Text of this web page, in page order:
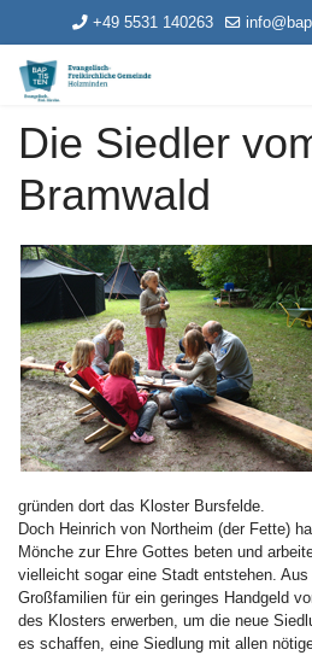
+49 5531 140263
Die Siedler
Bramwald
gründen dort das Kloster Bursfelde.
Doch Heinrich von Northeim (der Fette)
Mönche zur Ehre Gottes beten und
vielleicht sogar eine Stadt entstehen.
Großfamilien für ein geringes Handgeld
des Klosters erwerben, um die neue
es schaffen, eine Siedlung mit allen